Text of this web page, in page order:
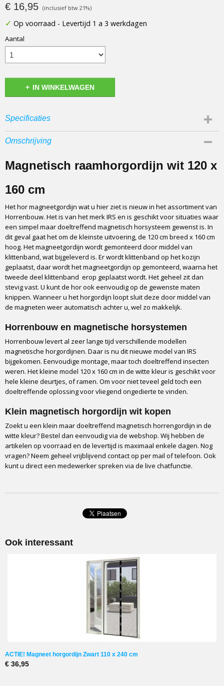
€ 16,95 (inclusief btw 21%)
✓ Op voorraad - Levertijd 1 a 3 werkdagen
Aantal
IN WINKELWAGEN
Specificaties
Afmetingen (l,b,h)
Omschrijving
Magnetisch raamhorgordijn wit 120 x
160 cm
Het hor magneetgordijn wat u hier ziet is nieuw in het assortiment van
Horrenbouw. Het is van het merk IRS en is geschikt voor situaties waar
een simpel maar doeltreffend magnetisch horsysteem gewenst is. In
dit geval gaat het om de kleinste uitvoering, de 120 cm breed x 160 cm
hoog. Het magneetgordijn wordt gemonteerd door middel van
klittenband, wat bijgeleverd is. Er wordt klittenband op het kozijn
geplaatst, daar wordt het magneetgordijn op gemonteerd, waarna het
tweede deel klittenband erop geplaatst wordt. Het geheel zit dan
stevig vast. U kunt de hor ook eenvoudig op de gewenste maten
knippen. Wanneer u het horgordijn loopt sluit deze door middel van
de magneten weer automatisch achter u, wel zo makkelijk.
Horrenbouw en magnetische horsystemen
Horrenbouw levert al zeer lange tijd verschillende modellen
magnetische horgordijnen. Daar is nu dit nieuwe model van IRS
bijgekomen. Eenvoudige montage, maar toch doeltreffend insecten
weren. Het kleine model 120 x 160 cm in de witte kleur is geschikt voor
hele kleine deurtjes, of ramen. Om voor niet teveel geld toch een
doeltreffende oplossing voor vliegend ongedierte te vinden.
Klein magnetisch horgordijn wit kopen
Zoekt u een klein maar doeltreffend magnetisch horrengordijn in de
witte kleur? Bestel dan eenvoudig via de webshop. Wij hebben de
artikelen op voorraad en de levertijd is maximaal enkele dagen. Nog
vragen? Neem geheel vrijblijvend contact op per mail of telefoon. Ook
kunt u direct een medewerker spreken via de live chatfunctie.
Ook interessant
ACTIE! Magneet horgordijn Zwart 110 x 240 cm
€ 36,95